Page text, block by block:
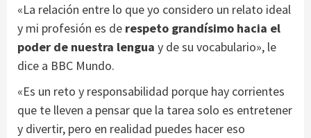
«La relación entre lo que yo considero un relato ideal
y mi profesión es de respeto grandísimo hacia el
poder de nuestra lengua y de su vocabulario», le
dice a BBC Mundo.
«Es un reto y responsabilidad porque hay corrientes
que te lleven a pensar que la tarea solo es entretener
y divertir, pero en realidad puedes hacer eso